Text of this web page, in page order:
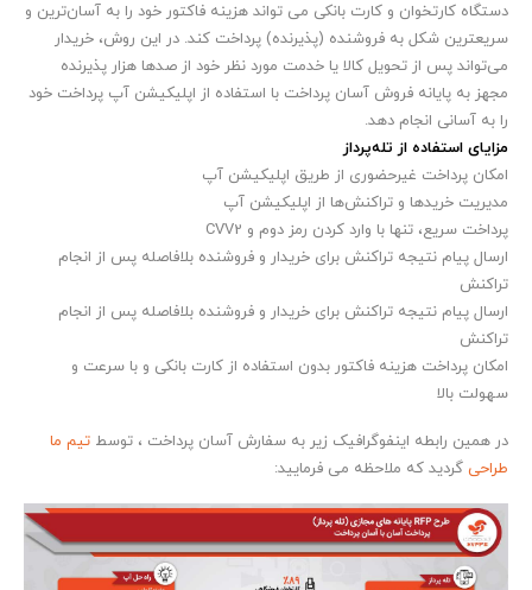
دستگاه کارتخوان و کارت بانکی می تواند هزینه فاکتور خود را به آسان‌ترین و
سریعترین شکل به فروشنده (پذیرنده) پرداخت کند. در این روش، خریدار
می‌تواند پس از تحویل کالا یا خدمت مورد نظر خود از صدها هزار پذیرنده
مجهز به پایانه فروش آسان پرداخت با استفاده از اپلیکیشن آپ پرداخت خود
را به آسانی انجام دهد.
مزایای استفاده از تله‌پرداز
امکان پرداخت غیرحضوری از طریق اپلیکیشن آپ
مدیریت خریدها و تراکنش‌ها از اپلیکیشن آپ
پرداخت سریع، تنها با وارد کردن رمز دوم و CVV2
ارسال پیام نتیجه تراکنش برای خریدار و فروشنده بلافاصله پس از انجام
تراکنش
ارسال پیام نتیجه تراکنش برای خریدار و فروشنده بلافاصله پس از انجام
تراکنش
امکان پرداخت هزینه فاکتور بدون استفاده از کارت بانکی و با سرعت و
سهولت بالا
در همین رابطه اینفوگرافیک زیر به سفارش آسان پرداخت ، توسط تیم ما
طراحی گردید که ملاحظه می فرمایید: